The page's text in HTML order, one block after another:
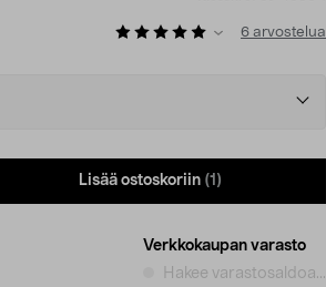
6 arvostelua
Lisää ostoskoriin (1)
Verkkokaupan varasto
Hakee varastosaldoa...